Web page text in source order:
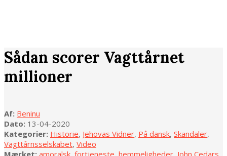
Sådan scorer Vagttårnet
millioner
Af: Beninu
Dato: 13-04-2020
Kategorier: Historie, Jehovas Vidner, På dansk, Skandaler,
Vagttårnsselskabet, Video